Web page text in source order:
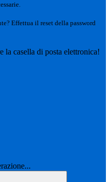
Effettua il reset della password
la casella di posta elettronica!